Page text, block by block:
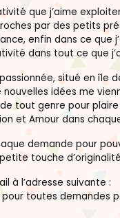
que j’aime
par des petits
enfin dans ce que
dans tout ce que
situé en île
nouvelles idées me
tout genre pour
et Amour dans
demande pour
touche
à l’adresse suivante :
toutes demandes